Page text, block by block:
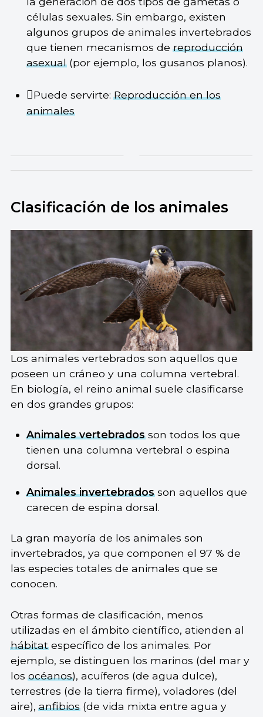
células sexuales. Sin embargo, existen
algunos grupos de animales invertebrados
que tienen mecanismos dereproducción
asexual(por ejemplo, los gusanos planos).
Puede servirte:Reproducción en los
animales
Clasificación de los animales
Los animales vertebrados son aquellos que
poseen un cráneo y una columna vertebral.
En biología, el reino animal suele clasificarse
en dos grandes grupos:
Animales vertebradosson todos los que
tienen una columna vertebral o espina
dorsal.
Animales invertebradosson aquellos que
carecen de espina dorsal.
La gran mayoría de los animales son
invertebrados, ya que componen el 97 % de
las especies totales de animales que se
conocen.
Otras formas de clasificación, menos
utilizadas en el ámbito científico, atienden al
hábitatespecífico de los animales. Por
ejemplo, se distinguen los marinos (del mar y
losocéanos), acuíferos (de agua dulce),
terrestres (de la tierra firme), voladores (del
aire),anfibios(de vida mixta entre agua y